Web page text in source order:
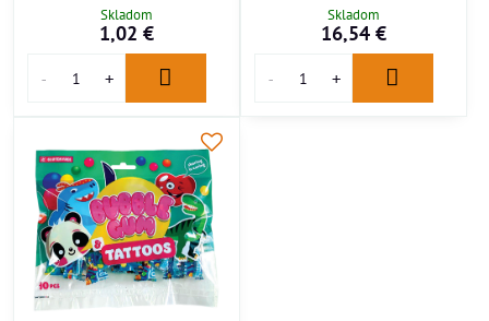
Skladom
1,02 €
Skladom
16,54 €